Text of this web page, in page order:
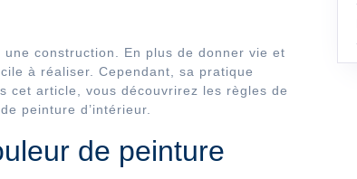
construction. En plus de donner vie et
à réaliser. Cependant, sa pratique
cet article, vous découvrirez les règles de
peinture d’intérieur.
de peinture